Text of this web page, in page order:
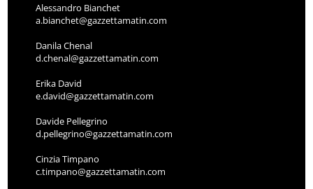
Alessandro Bianchet
a.bianchet@gazzettamatin.com
Danila Chenal
d.chenal@gazzettamatin.com
Erika David
e.david@gazzettamatin.com
Davide Pellegrino
d.pellegrino@gazzettamatin.com
Cinzia Timpano
c.timpano@gazzettamatin.com